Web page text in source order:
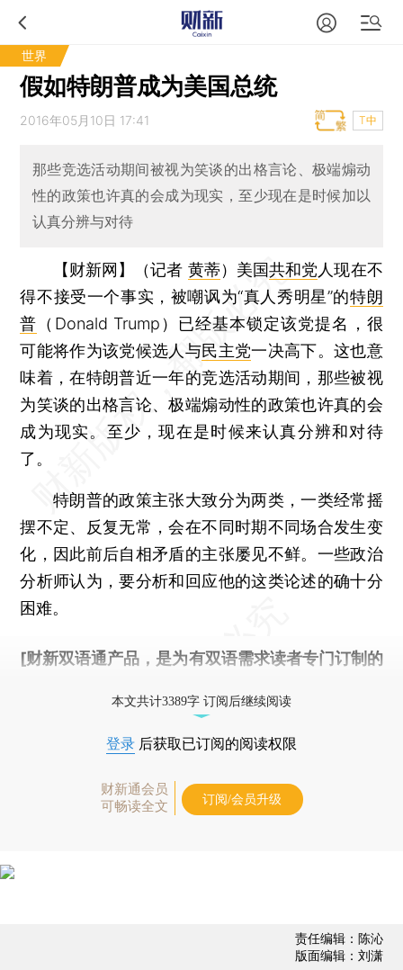
世界
假如特朗普成为美国总统
2016年05月10日 17:41 T中
那些竞选活动期间被视为笑谈的出格言论、极端煽动
性的政策也许真的会成为现实，至少现在是时候加以
认真分辨与对待
【财新网】（记者 黄蒂） 美国共和党 人现在不
得不接受一个事实，被嘲讽为“真人秀明星”的特朗
普 （Donald Trump）已经基本锁定该党提名，很
可能将作为该党候选人与民主党一决高下。这也意
味着，在特朗普近一年的竞选活动期间，那些被视
为笑谈的出格言论、极端煽动性的政策也许真的会
成为现实。至少，现在是时候来认真分辨和对待
了。
特朗普的政策主张大致分为两类，一类经常摇
摆不定、反复无常，会在不同时期不同场合发生变
化，因此前后自相矛盾的主张屡见不鲜。一些政治
分析师认为，要分析和回应他的这类论述的确十分
困难。
[财新双语通产品，是为有双语需求读者专门订制的
本文共计3389字 订阅后继续阅读
登录 后获取已订阅的阅读权限
财新通会员
可畅读全文
订阅/会员升级
责任编辑：陈沁
版面编辑：刘潇